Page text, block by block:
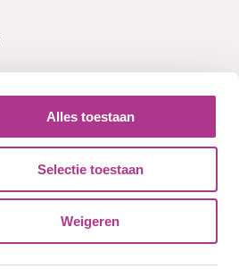
Alles toestaan
Selectie toestaan
Weigeren